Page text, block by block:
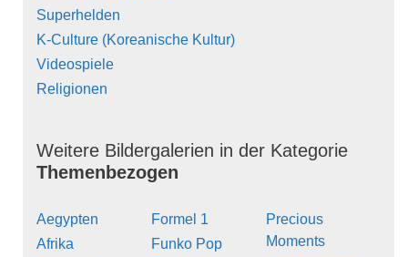
Superhelden
K-Culture (Koreanische Kultur)
Videospiele
Religionen
Weitere Bildergalerien in der Kategorie
Themenbezogen
Aegypten
Afrika
Formel 1
Funko Pop
Precious
Moments